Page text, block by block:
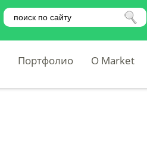
Портфолио O Market